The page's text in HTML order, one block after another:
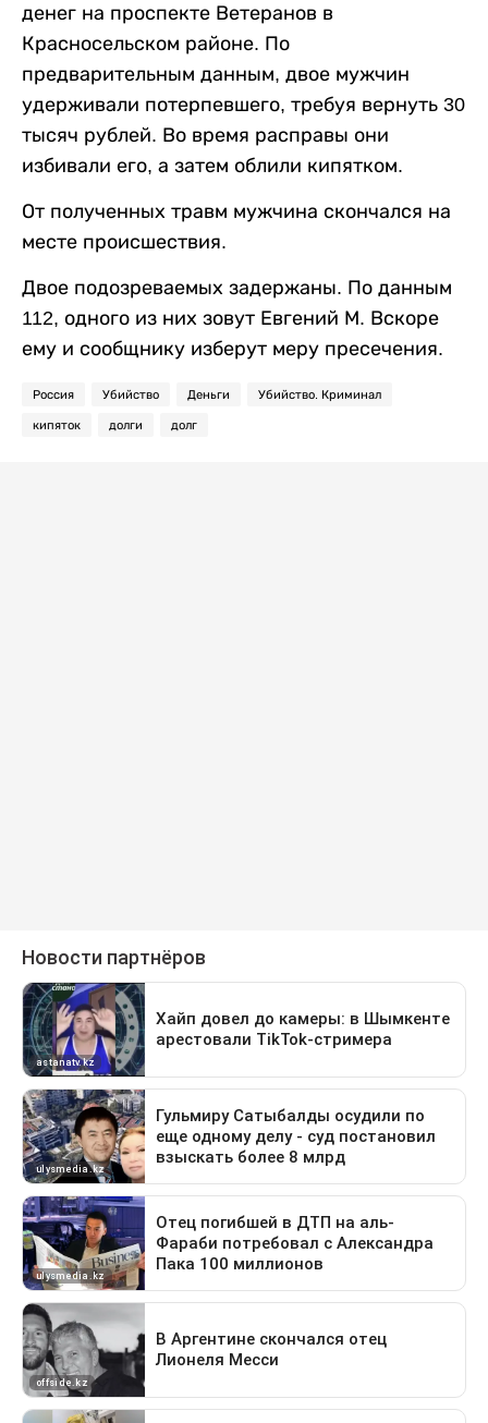
денег на проспекте Ветеранов в
Красносельском районе. По
предварительным данным, двое мужчин
удерживали потерпевшего, требуя вернуть 30
тысяч рублей. Во время расправы они
избивали его, а затем облили кипятком.
От полученных травм мужчина скончался на
месте происшествия.
Двое подозреваемых задержаны. По данным
112, одного из них зовут Евгений М. Вскоре
ему и сообщнику изберут меру пресечения.
Россия Убийство Деньги Убийство. Криминал
кипяток долги долг